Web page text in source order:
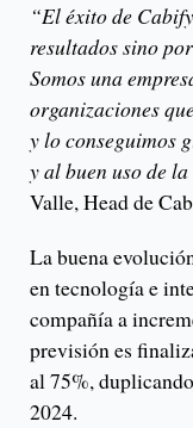
“El éxito de
resultados sino
Somos una
organizaciones
y lo conseguimos
y al buen uso de
Valle, Head de
La buena
en tecnología e
compañía a
previsión es
al 75%,
2024.